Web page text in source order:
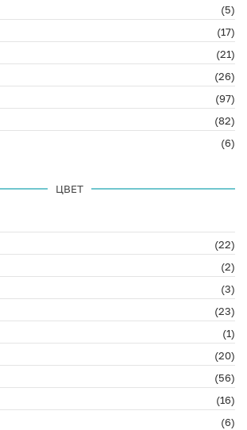
(5)
(17)
(21)
(26)
(97)
(82)
(6)
ЦВЕТ
(22)
(2)
(3)
(23)
(1)
(20)
(56)
(16)
(6)